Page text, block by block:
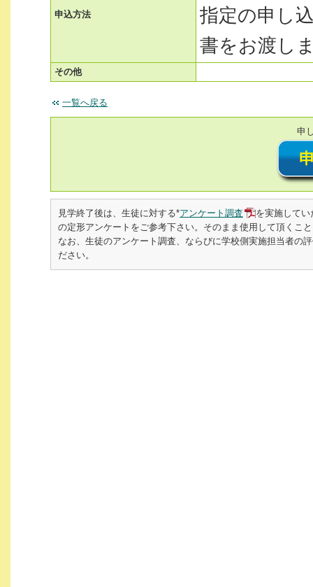
申込方法
指定の申し
書をお渡し
その他
一覧へ戻る
申
見学終了後は、生徒に対する*アンケート調査
を実施して
の定形アンケートをご参考下さい。そのまま使用して頂くこ
なお、生徒のアンケート調査、ならびに学校側実施担当者の
ださい。